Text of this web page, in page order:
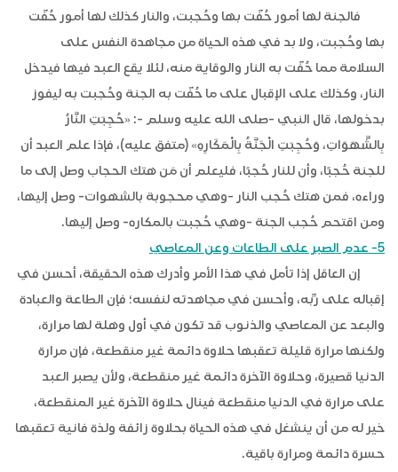
فالجنة لها أمور حُفّت بها وحُجبت، والنار كذلك لها أمور حُفّت
بها وحُجبت، ولا بد في هذه الحياة من مجاهدة النفس على
السلامة مما حُفّت به النار والوقاية منه، لئلا يقع العبد فيها فيدخل
النار، وكذلك على الإقبال على ما حُفّت به الجنة وحُجبت به ليفوز
بدخولها، قال النبي -صلى الله عليه وسلم -: «حُجِبَتِ النَّارُ
بِالشَّهَوَاتِ، وَحُجِبَتِ الْجَنَّةُ بِالْمَكَارِهِ» (متفق عليه)، فإذا علم العبد أن
للجنة حُجبًا، وأن للنار حُجبًا، فليعلم أن مَن هتك الحجاب وصل إلى ما
وراءه، فمن هتك حُجب النار -وهي محجوبة بالشهوات- وصل إليها،
ومن اقتحم حُجب الجنة -وهي حُجبت بالمكاره- وصل إليها.
5- عدم الصبر على الطاعات وعن المعاصي
إن العاقل إذا تأمل في هذا الأمر وأدرك هذه الحقيقة، أحسن في
إقباله على ربِّه، وأحسن في مجاهدته لنفسه؛ فإن الطاعة والعبادة
والبعد عن المعاصي والذنوب قد تكون في أول وهلة لها مرارة،
ولكنها مرارة قليلة تعقبها حلاوة دائمة غير منقطعة، فإن مرارة
الدنيا قصيرة، وحلاوة الآخرة دائمة غير منقطعة، ولأن يصبر العبد
على مرارة في الدنيا منقطعة فينال حلاوة الآخرة غير المنقطعة،
خير له من أن ينشغل في هذه الحياة بحلاوة زائفة ولذة فانية تعقبها
حسرة دائمة ومرارة باقية.